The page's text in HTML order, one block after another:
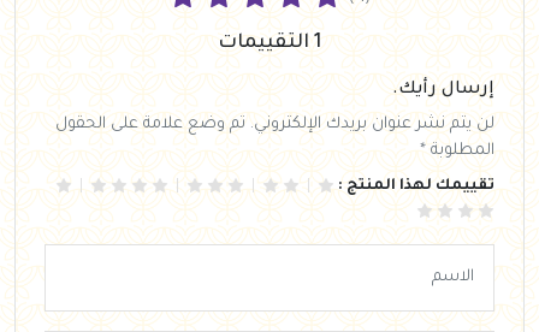
1 التقييمات
إرسال رأيك.
لن يتم نشر عنوان بريدك الإلكتروني. تم وضع علامة على الحقول
المطلوبة *
تقييمك لهذا المنتج :